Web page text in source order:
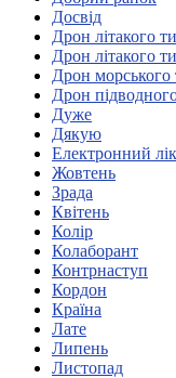
Навчальні
Дошкільна
Загальна
Для
Уроки
Реєстр
товариства
Підготовка
"Сервіс
Досвід
Дрон літакого
Дрон літакого
Дрон морського
Дрон
Дуже
Дякую
Електронний
Жовтень
Зрада
Квітень
Колір
Колаборант
Контрнаступ
Кордон
Країна
Лате
Липень
Листопад